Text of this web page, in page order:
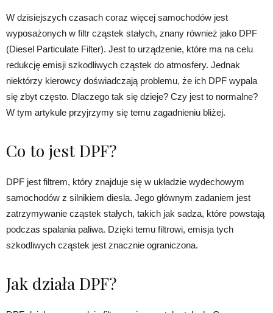
W dzisiejszych czasach coraz więcej samochodów jest
wyposażonych w filtr cząstek stałych, znany również jako DPF
(Diesel Particulate Filter). Jest to urządzenie, które ma na celu
redukcję emisji szkodliwych cząstek do atmosfery. Jednak
niektórzy kierowcy doświadczają problemu, że ich DPF wypala
się zbyt często. Dlaczego tak się dzieje? Czy jest to normalne?
W tym artykule przyjrzymy się temu zagadnieniu bliżej.
Co to jest DPF?
DPF jest filtrem, który znajduje się w układzie wydechowym
samochodów z silnikiem diesla. Jego głównym zadaniem jest
zatrzymywanie cząstek stałych, takich jak sadza, które powstają
podczas spalania paliwa. Dzięki temu filtrowi, emisja tych
szkodliwych cząstek jest znacznie ograniczona.
Jak działa DPF?